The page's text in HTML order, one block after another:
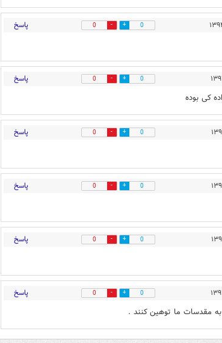
0
0 پاسخ
0
0 پاسخ
کی بوده
0
0 پاسخ
0
0 پاسخ
0
0 پاسخ
0
0 پاسخ
مقدسات ما توهین کنند .